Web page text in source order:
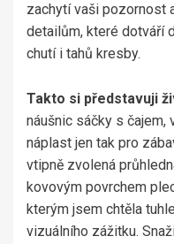
zachytí vaši pozornost
detailům, které dotváří
chutí i tahů kresby.
Takto si představuji
náušnic sáčky s čajem,
náplast jen tak pro
vtipně zvolená
kovovým povrchem
kterým jsem chtěla
vizuálního zážitku.